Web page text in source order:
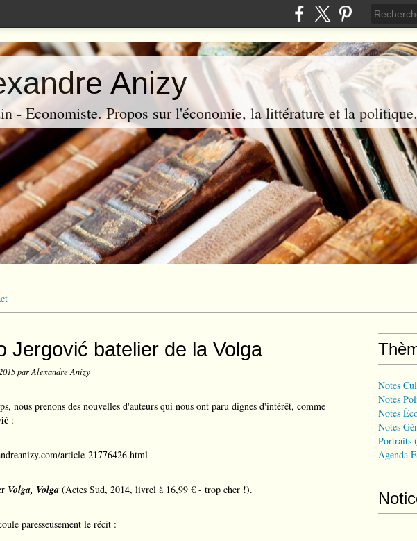
Anizy
- Economiste. Propos sur l'économie, la littérature et la politique.
Jergović batelier de la Volga
par Alexandre Anizy
nous prenons des nouvelles d'auteurs qui nous ont paru dignes d'intérêt, comme
:
article-21776426.html
Volga, Volga (Actes Sud, 2014, livrel à 16,99 € - trop cher !).
paresseusement le récit :
Notes
Notes
Notes
Notes
Portraits
Agenda